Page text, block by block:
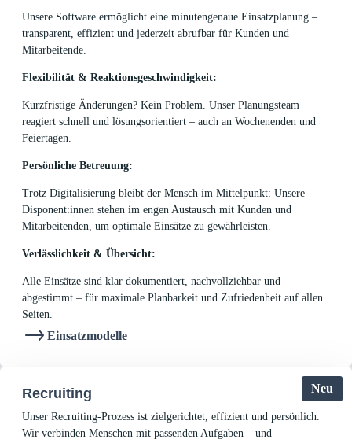
Unsere Software ermöglicht eine minutengenaue Einsatzplanung –
transparent, effizient und jederzeit abrufbar für Kunden und
Mitarbeitende.
Flexibilität & Reaktionsgeschwindigkeit:
Kurzfristige Änderungen? Kein Problem. Unser Planungsteam
reagiert schnell und lösungsorientiert – auch an Wochenenden und
Feiertagen.
Persönliche Betreuung:
Trotz Digitalisierung bleibt der Mensch im Mittelpunkt: Unsere
Disponent:innen stehen im engen Austausch mit Kunden und
Mitarbeitenden, um optimale Einsätze zu gewährleisten.
Verlässlichkeit & Übersicht:
Alle Einsätze sind klar dokumentiert, nachvollziehbar und
abgestimmt – für maximale Planbarkeit und Zufriedenheit auf allen
Seiten.
Einsatzmodelle
Neu
Recruiting
Unser Recruiting-Prozess ist zielgerichtet, effizient und persönlich.
Wir verbinden Menschen mit passenden Aufgaben – und